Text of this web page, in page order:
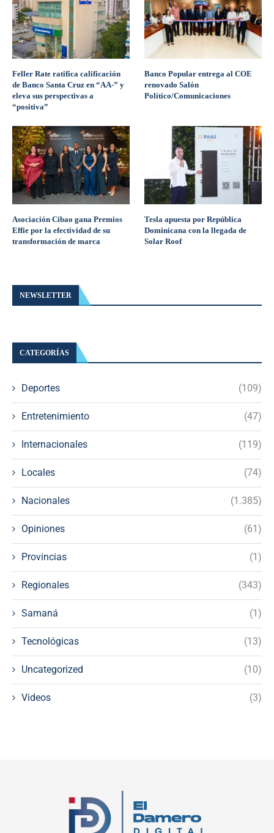
Feller Rate ratifica calificación
de Banco Santa Cruz en “AA-” y
eleva sus perspectivas a
“positiva”
Banco Popular entrega al COE
renovado Salón
Político/Comunicaciones
Asociación Cibao gana Premios
Effie por la efectividad de su
transformación de marca
Tesla apuesta por República
Dominicana con la llegada de
Solar Roof
NEWSLETTER
CATEGORÍAS
Deportes (109)
Entretenimiento (47)
Internacionales (119)
Locales (74)
Nacionales (1.385)
Opiniones (61)
Provincias (1)
Regionales (343)
Samaná (1)
Tecnológicas (13)
Uncategorized (10)
Videos (3)